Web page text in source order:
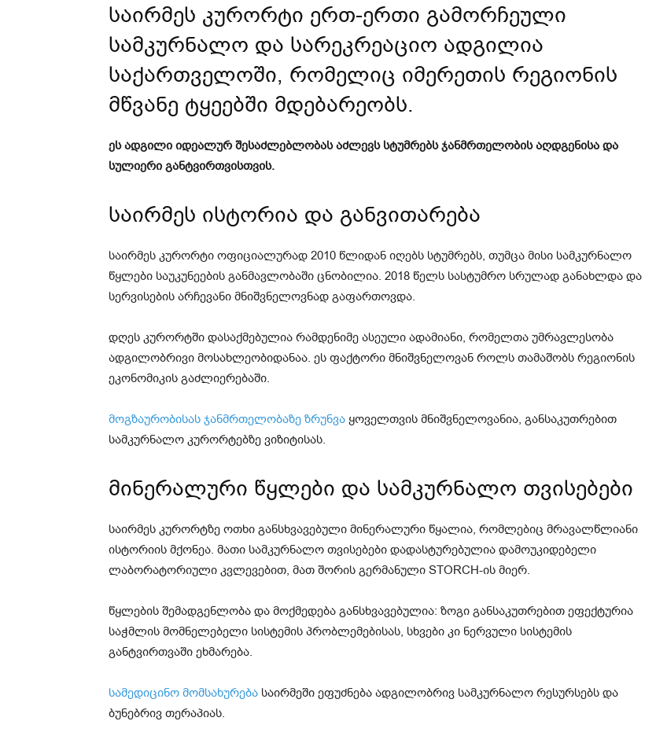
საირმეს კურორტი ერთ-ერთი გამორჩეული
სამკურნალო და სარეკრეაციო ადგილია
საქართველოში, რომელიც იმერეთის რეგიონის
მწვანე ტყეებში მდებარეობს.
ეს ადგილი იდეალურ შესაძლებლობას აძლევს სტუმრებს ჯანმრთელობის აღდგენისა და
სულიერი განტვირთვისთვის.
საირმეს ისტორია და განვითარება
საირმეს კურორტი ოფიციალურად 2010 წლიდან იღებს სტუმრებს, თუმცა მისი სამკურნალო
წყლები საუკუნეების განმავლობაში ცნობილია. 2018 წელს სასტუმრო სრულად განახლდა და
სერვისების არჩევანი მნიშვნელოვნად გაფართოვდა.
დღეს კურორტში დასაქმებულია რამდენიმე ასეული ადამიანი, რომელთა უმრავლესობა
ადგილობრივი მოსახლეობიდანაა. ეს ფაქტორი მნიშვნელოვან როლს თამაშობს რეგიონის
ეკონომიკის გაძლიერებაში.
მოგზაურობისას ჯანმრთელობაზე ზრუნვა ყოველთვის მნიშვნელოვანია, განსაკუთრებით
სამკურნალო კურორტებზე ვიზიტისას.
მინერალური წყლები და სამკურნალო თვისებები
საირმეს კურორტზე ოთხი განსხვავებული მინერალური წყალია, რომლებიც მრავალწლიანი
ისტორიის მქონეა. მათი სამკურნალო თვისებები დადასტურებულია დამოუკიდებელი
ლაბორატორიული კვლევებით, მათ შორის გერმანული STORCH-ის მიერ.
წყლების შემადგენლობა და მოქმედება განსხვავებულია: ზოგი განსაკუთრებით ეფექტურია
საჭმლის მომნელებელი სისტემის პრობლემებისას, სხვები კი ნერვული სისტემის
განტვირთვაში ეხმარება.
სამედიცინო მომსახურება საირმეში ეფუძნება ადგილობრივ სამკურნალო რესურსებს და
ბუნებრივ თერაპიას.